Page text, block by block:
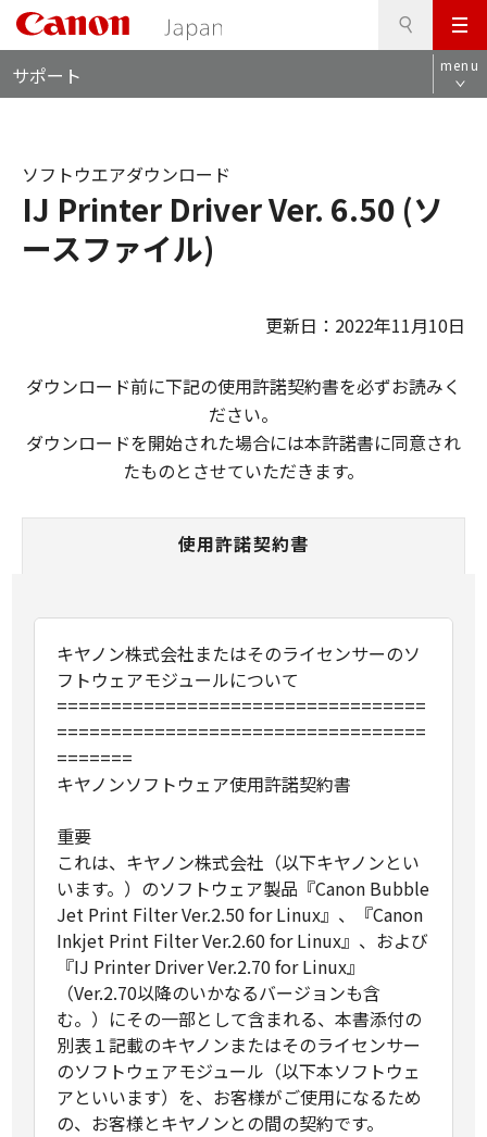
メ
ニ
ュ
サポート menu
IJ Printer Driver Ver. 6.50 (ソ
ースファイル)
ソフトウエアダウンロード
更新日：2022年11月10日
ダウンロード前に下記の使用許諾契約書を必ずお読みく
ださい。
ダウンロードを開始された場合には本許諾書に同意され
たものとさせていただきます。
使用許諾契約書
キヤノン株式会社またはそのライセンサーのソ
フトウェアモジュールについて
==================================
==================================
=======
キヤノンソフトウェア使用許諾契約書
重要
これは、キヤノン株式会社（以下キヤノンとい
います。）のソフトウェア製品『Canon Bubble
Jet Print Filter Ver.2.50 for Linux』、『Canon
Inkjet Print Filter Ver.2.60 for Linux』、および
『IJ Printer Driver Ver.2.70 for Linux』
（Ver.2.70以降のいかなるバージョンも含
む。）にその一部として含まれる、本書添付の
別表１記載のキヤノンまたはそのライセンサー
のソフトウェアモジュール（以下本ソフトウェ
アといいます）を、お客様がご使用になるため
の、お客様とキヤノンとの間の契約です。